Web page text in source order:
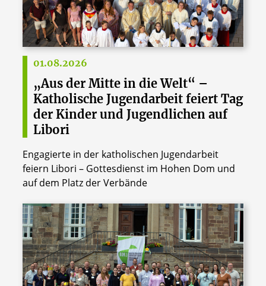
01.08.2026
„Aus der Mitte in die Welt“ –
Katholische Jugendarbeit feiert Tag
der Kinder und Jugendlichen auf
Libori
Engagierte in der katholischen Jugendarbeit
feiern Libori – Gottesdienst im Hohen Dom und
auf dem Platz der Verbände